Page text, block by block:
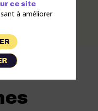
ce site
à améliorer